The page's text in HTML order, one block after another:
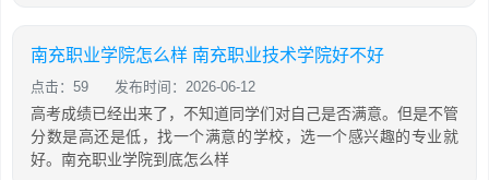
南充职业学院怎么样 南充职业技术学院好不好
点击：59 发布时间：2026-06-12
高考成绩已经出来了，不知道同学们对自己是否满意。但是不管
分数是高还是低，找一个满意的学校，选一个感兴趣的专业就
好。南充职业学院到底怎么样